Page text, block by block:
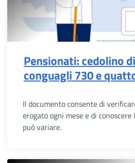
Pensionati: cedolino
conguagli 730 e
Il documento consente di
erogato ogni mese e di
può variare.